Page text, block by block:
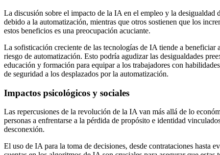
La discusión sobre el impacto de la IA en el empleo y la
debido a la automatización, mientras que otros sostienen que los
estos beneficios es una preocupación acuciante.
La sofisticación creciente de las tecnologías de IA tiende a beneficiar
riesgo de automatización. Esto podría agudizar las desigualdades
educación y formación para equipar a los trabajadores con
de seguridad a los desplazados por la automatización.
Impactos psicológicos y sociales
Las repercusiones de la revolución de la IA van más allá de lo
personas a enfrentarse a la pérdida de propósito e identidad
desconexión.
El uso de IA para la toma de decisiones, desde contrataciones hasta